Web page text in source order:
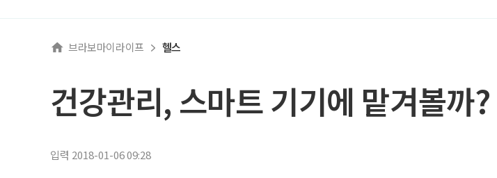
브라보마이라이프 헬스
건강관리, 스마트 기기에 맡겨볼까?
입력 2018-01-06 09:28